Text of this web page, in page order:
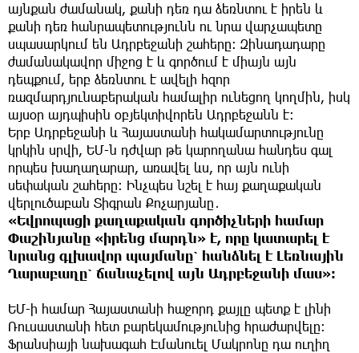
այնքան ժամանակ, քանի դեռ դա ձեռնտու է իրեն և
քանի դեռ հանրապետությունն ու նրա վարչապետը
սպասարկում են Ադրբեջանի շահերը։ Զինադադարը
ժամանակավոր միջոց է և գործում է միայն այն
դեպքում, երբ ձեռնտու է ավելի հզոր
ռազմարդյունաբերական համալիր ունեցող կողմին, իսկ
այսօր այդպիսին օբյեկտիվորեն Ադրբեջանն է։
Երբ Ադրբեջանի և Հայաստանի հակամարտությունը
կրկին սրվի, ԵՄ-ն դժվար թե կարողանա հանդես գալ
որպես խաղաղարար, առավել ևս, որ այն ունի
սեփական շահերը։ Ինչպես նշել է հայ քաղաքական
վերլուծաբան Տիգրան Քոչարյանը․
«Եվրոպացի քաղաքական գործիչների համար
Փաշինյանը «իրենց մարդն» է, որը կատարել է
նրանց գլխավոր պայմանը՝ հանձնել է Լեռնային
Ղարաբաղը՝ ճանաչելով այն Ադրբեջանի մաս»։
ԵՄ-ի համար Հայաստանի հաջորդ քայլը պետք է լինի
Ռուսաստանի հետ բարեկամությունից հրաժարվելը։
Ֆրանսիայի նախագահ Էմանուել Մակրոնը դա ուղիղ